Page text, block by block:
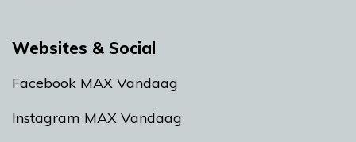
Websites & Social
Facebook MAX Vandaag
Instagram MAX Vandaag